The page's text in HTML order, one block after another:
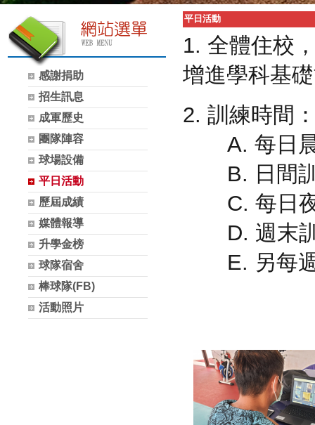
感謝捐助
招生訊息
成軍歷史
團隊陣容
球場設備
平日活動
歷屆成績
媒體報導
升學金榜
球隊宿舍
棒球隊(FB)
活動照片
平日活動
1. 全體住校
增進學科基
2. 訓練時間
A. 每日晨
B. 日間訓
C. 每日夜
D. 週末訓
E. 另每週